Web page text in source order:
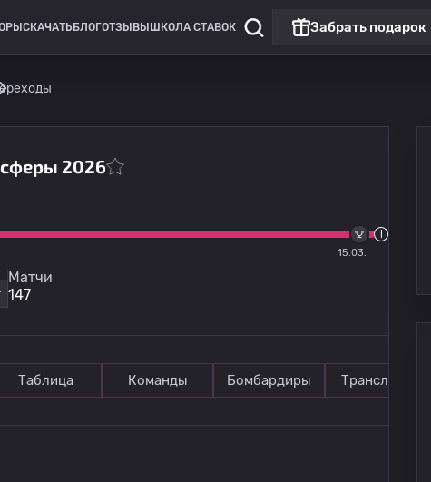
СКАЧАТЬ БЛОГОТЗЫВЫ ШКОЛА СТАВОК Забрать подарок
2026
15.03.
Матчи
147
Таблица Команды Бомбардиры Трансляции
Горник Забже
13.08